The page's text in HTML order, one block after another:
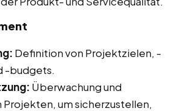
Definition von Projektzielen, -
-budgets.
Überwachung und
Projekten, um sicherzustellen,